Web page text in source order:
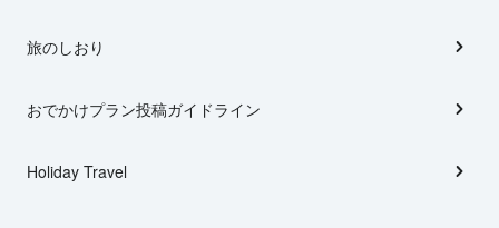
旅のしおり
おでかけプラン投稿ガイドライン
Holiday Travel